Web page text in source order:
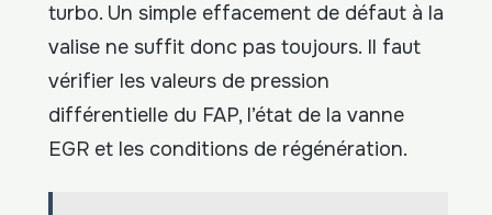
turbo. Un simple effacement de défaut à la
valise ne suffit donc pas toujours. Il faut
vérifier les valeurs de pression
différentielle du FAP, l’état de la vanne
EGR et les conditions de régénération.